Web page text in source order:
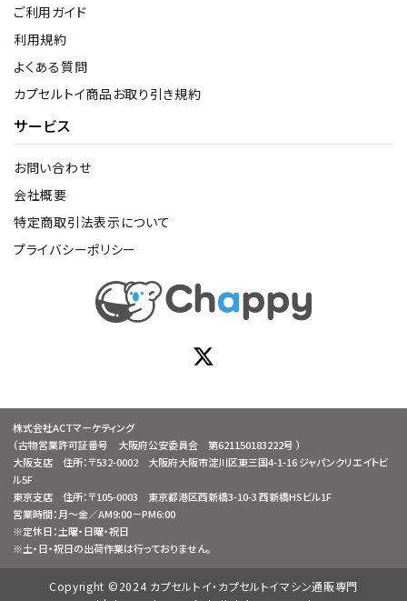
ご利用ガイド
利用規約
よくある質問
カプセルトイ商品お取り引き規約
サービス
お問い合わせ
会社概要
特定商取引法表示について
プライバシーポリシー
株式会社ACTマーケティング
（古物営業許可証番号 大阪府公安委員会 第621150183222号 ）
大阪支店 住所：〒532-0002 大阪府大阪市淀川区東三国4-1-16 ジャパンクリエイトビ
ル5F
東京支店 住所：〒105-0003 東京都港区西新橋3-10-3 西新橋HSビル1F
営業時間：月～金／AM9:00－PM6:00
※定休日：土曜・日曜・祝日
※土・日・祝日の出荷作業は行っておりません。
Copyright ©2024 カプセルトイ・カプセルトイマシン通販専門